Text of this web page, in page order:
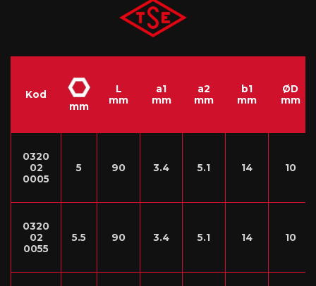
Kod
mm
L
mm
a1
mm
a2
mm
b1
mm
ØD
mm
0320
02
0005
5 90 3.4 5.1 14 10
0320
02
0055
5.5 90 3.4 5.1 14 10